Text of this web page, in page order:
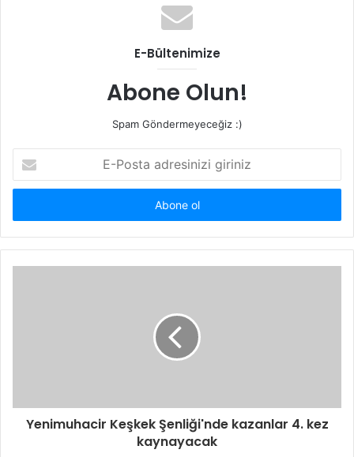
E-Bültenimize
Abone Olun!
Spam Göndermeyeceğiz :)
Posta
adresinizi
Yenimuhacir Keşkek Şenliği'nde kazanlar 4. kez
kaynayacak